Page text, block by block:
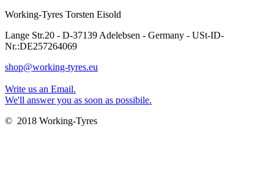
Working-Tyres Torsten Eisold
Lange Str.20 - D-37139 Adelebsen - Germany - USt-ID-
Nr.:DE257264069
shop@working-tyres.eu
Write us an Email.
We'll answer you as soon as possibile.
© 2018 Working-Tyres